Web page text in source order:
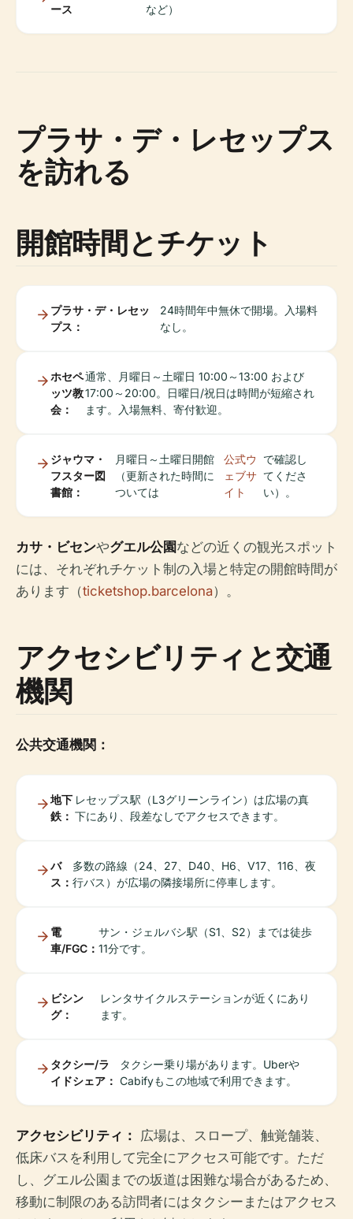
ース
など）
プラサ・デ・レセップス
を訪れる
開館時間とチケット
プラサ・デ・レセッ
プス：
24時間年中無休で開場。入場料
なし。
ホセペ
ッツ教
会：
通常、月曜日～土曜日 10:00～13:00 および
17:00～20:00。日曜日/祝日は時間が短縮され
ます。入場無料、寄付歓迎。
ジャウマ・
フスター図
書館：
月曜日～土曜日開館
（更新された時間に
ついては
公式ウ
ェブサ
イト
で確認し
てくださ
い）。
カサ・ビセンやグエル公園などの近くの観光スポット
には、それぞれチケット制の入場と特定の開館時間が
あります（ticketshop.barcelona）。
アクセシビリティと交通
機関
公共交通機関：
地下
鉄：
レセップス駅（L3グリーンライン）は広場の真
下にあり、段差なしでアクセスできます。
バ
ス：
多数の路線（24、27、D40、H6、V17、116、夜
行バス）が広場の隣接場所に停車します。
電
車/FGC：
サン・ジェルバシ駅（S1、S2）までは徒歩
11分です。
ビシン
グ：
レンタサイクルステーションが近くにあり
ます。
タクシー/ラ
イドシェア：
タクシー乗り場があります。Uberや
Cabifyもこの地域で利用できます。
アクセシビリティ： 広場は、スロープ、触覚舗装、
低床バスを利用して完全にアクセス可能です。ただ
し、グエル公園までの坂道は困難な場合があるため、
移動に制限のある訪問者にはタクシーまたはアクセス